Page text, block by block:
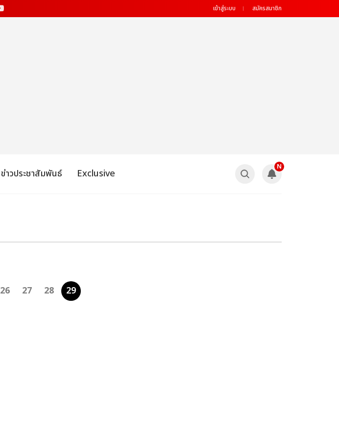
เข้าสู่ระบบ สมัครสมาชิก
ข่าวประชาสัมพันธ์ Exclusive
N
26 27 28 29